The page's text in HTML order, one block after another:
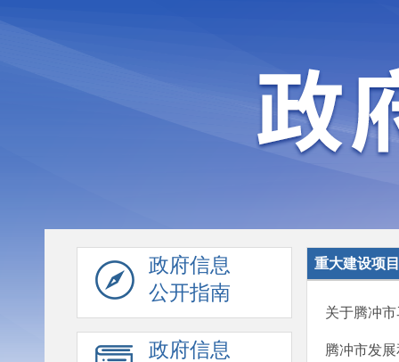
政府信息
公开指南
政府信息
重大建设项目
关于腾冲
腾冲市发